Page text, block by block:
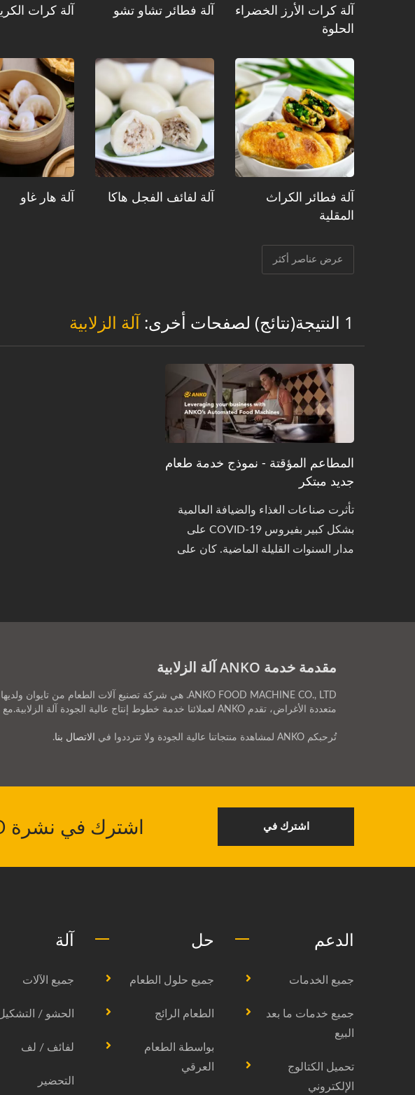
آلة كرات الأرز الخضراء
الحلوة
آلة فطائر تشاو تشو آلة كرات
آلة فطائر الكراث
المقلية
آلة لفائف الفجل هاكا آلة هار غاو
عرض عناصر أكثر
1 النتيجة(نتائج) لصفحات أخرى: آلة الزلابية
المطاعم المؤقتة - نموذج خدمة طعام
جديد مبتكر
تأثرت صناعات الغذاء والضيافة العالمية
بشكل كبير بفيروس COVID-19 على
مدار السنوات القليلة الماضية. كان على
مقدمة خدمة ANKO آلة الزلابية
متعددة الأغراض، تقدم ANKO لعملائنا خدمة خطوط إنتاج عالية الجودة آلة الزلابية.مع كل من التكنولوجيا المتقدمة وخبرة 48 عامًا، تضمن ANKO دائمًا تلبية احتياجات كل عميل.
تُرحبكم ANKO لمشاهدة منتجاتنا عالية الجودة ولا تترددوا في الاتصال بنا.
اشترك في نشرة ANKO للحصول على معلومات غذائية عالمية. اشترك في
آلة
جميع الآلات
الحشو /
لفائف / لف
التحضير
حل
جميع حلول الطعام
الطعام الرائج
بواسطة الطعام
العرقي
الدعم
جميع الخدمات
جميع خدمات ما بعد
البيع
تحميل الكتالوج
الإلكتروني